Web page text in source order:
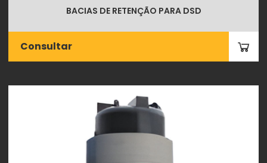
BACIAS DE RETENÇÃO PARA DSD
Consultar